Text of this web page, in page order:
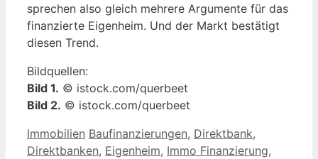
sprechen also gleich mehrere Argumente für das
finanzierte Eigenheim. Und der Markt bestätigt
diesen Trend.
Bildquellen:
Bild 1. © istock.com/querbeet
Bild 2. © istock.com/querbeet
Kategorien
Immobilien Schlagwörter
Baufinanzierungen, Direktbank,
Direktbanken, Eigenheim, Immo Finanzierung,